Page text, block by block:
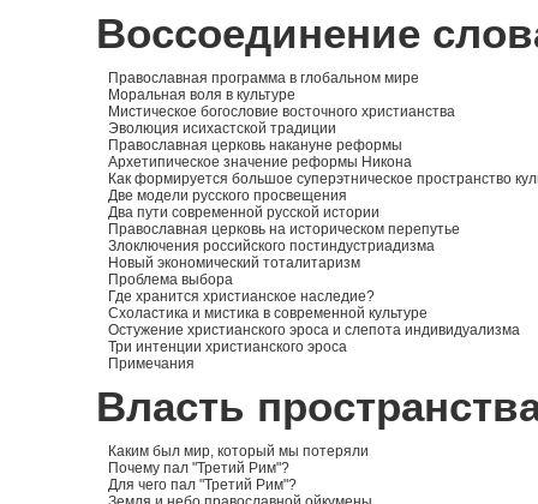
Воссоединение
Православная программа в глобальном мире
Моральная воля в культуре
Мистическое богословие восточного христианства
Эволюция исихастской традиции
Православная церковь накануне реформы
Архетипическое значение реформы Никона
Как формируется большое суперэтническое пространство
Две модели русского просвещения
Два пути современной русской истории
Православная церковь на историческом перепутье
Злоключения российского постиндустриадизма
Новый экономический тоталитаризм
Проблема выбора
Где хранится христианское наследие?
Схоластика и мистика в современной культуре
Остужение христианского эроса и слепота индивидуализма
Три интенции христианского эроса
Примечания
Власть
Каким был мир, который мы потеряли
Почему пал "Третий Рим"?
Для чего пал "Третий Рим"?